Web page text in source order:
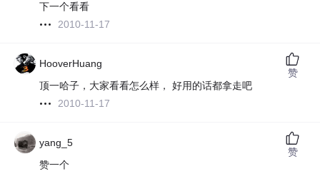
下一个看看
2010-11-17
HooverHuang
顶一哈子，大家看看怎么样， 好用的话都拿走吧
2010-11-17
赞
yang_5
赞一个
赞